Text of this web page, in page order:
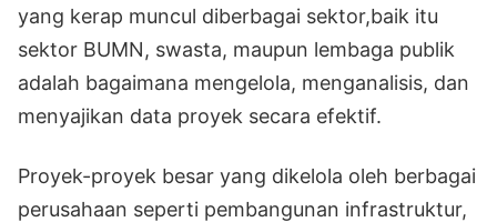
yang kerap muncul diberbagai sektor,baik itu
sektor BUMN, swasta, maupun lembaga publik
adalah bagaimana mengelola, menganalisis, dan
menyajikan data proyek secara efektif.
Proyek-proyek besar yang dikelola oleh berbagai
perusahaan seperti pembangunan infrastruktur,